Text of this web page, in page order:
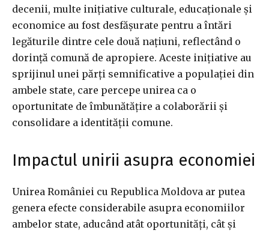
decenii, multe inițiative culturale, educaționale și
economice au fost desfășurate pentru a întări
legăturile dintre cele două națiuni, reflectând o
dorință comună de apropiere. Aceste inițiative au
sprijinul unei părți semnificative a populației din
ambele state, care percepe unirea ca o
oportunitate de îmbunătățire a colaborării și
consolidare a identității comune.
Impactul unirii asupra economiei
Unirea României cu Republica Moldova ar putea
genera efecte considerabile asupra economiilor
ambelor state, aducând atât oportunități, cât și